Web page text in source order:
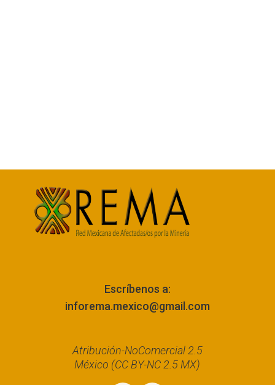
Escríbenos a:
inforema.mexico@gmail.com
Atribución-NoComercial 2.5
México (CC BY-NC 2.5 MX)